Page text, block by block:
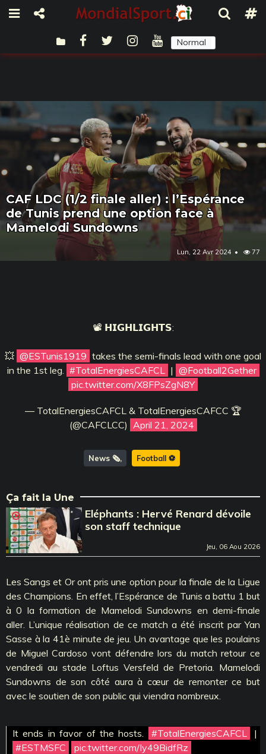
Normal
CAF LDC (1/2 finale aller) : l’Espérance
de Tunis prend une option face à
Mamelodi Sundowns
Lun, 22 Avr 2024 77
📽️ 𝗛𝗜𝗚𝗛𝗟𝗜𝗚𝗛𝗧𝗦:
💥 @ESTunis1919 takes the semi-finals lead with one goal
in the 1st leg.
#TotalEnergiesCAFCL | @Football2Gether
pic.twitter.com/X8FPsZgN8Y
— TotalEnergiesCAFCL & TotalEnergiesCAFCC 🏆
(@CAFCLCC) April 21, 2024
News 🗞️ Football ⚽️
Ça fait la Une
Eléphants : Hervé Renard dévoile
son staff technique
Jeu, 06 Aou 2026
Les Sangs et Or ont pris une option pour la finale de la Ligue
des Champions. En effet, l’Espérance de Tunis a battu 1 but
à 0 la formation de Mamelodi Sundowns en demi-finale
aller. L’unique réalisation de ce match a été inscrit par Yan
Sasse à la 41è minute de jeu. Un avantage que les poulains
de Miguel Cardoso vont défendre lors du match retour ce
vendredi au stade Loftus Versfeld de Pretoria. Mamelodi
Sundowns de son côté aura àcœur de remonter ce but
avec le soutien de son public qui viendra nombreux.
It ends in favor of the hosts. #TotalEnergiesCAFCL
|
#ESTMSFC
pic.twitter.com/Iy49BidfRz